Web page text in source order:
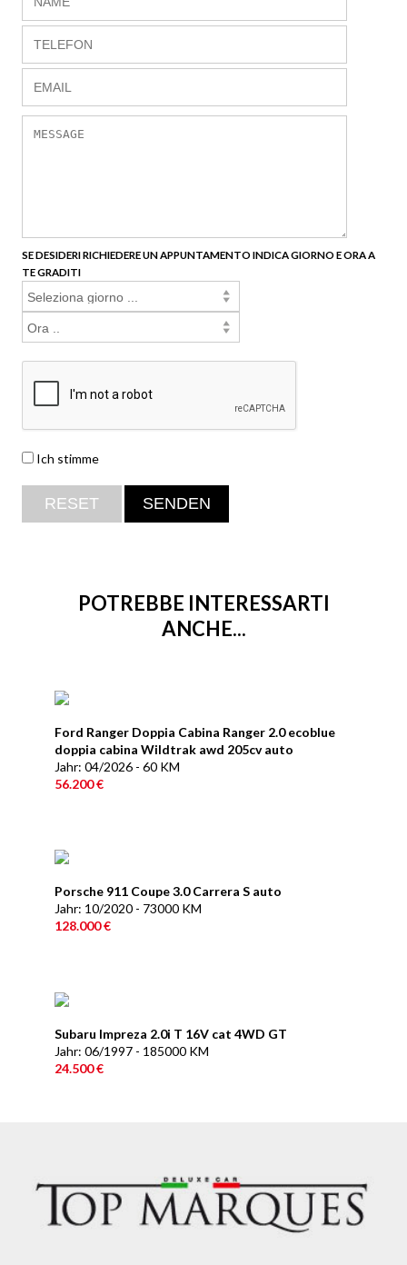
SE DESIDERI RICHIEDERE UN APPUNTAMENTO INDICA GIORNO E ORA A
TE GRADITI
Ich stimme
POTREBBE INTERESSARTI
ANCHE...
Ford Ranger Doppia Cabina Ranger 2.0 ecoblue
doppia cabina Wildtrak awd 205cv auto
Jahr: 04/2026 - 60 KM
56.200 €
Porsche 911 Coupe 3.0 Carrera S auto
Jahr: 10/2020 - 73000 KM
128.000 €
Subaru Impreza 2.0i T 16V cat 4WD GT
Jahr: 06/1997 - 185000 KM
24.500 €